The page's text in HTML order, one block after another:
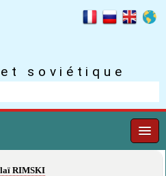
soviétique
RIMSKI